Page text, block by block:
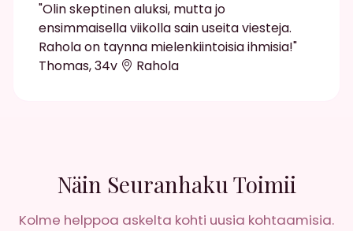
"Olin skeptinen aluksi, mutta jo
ensimmaisella viikolla sain useita viesteja.
Rahola on taynna mielenkiintoisia ihmisia!"
Thomas, 34v
Rahola
Näin Seuranhaku Toimii
Kolme helppoa askelta kohti uusia kohtaamisia.